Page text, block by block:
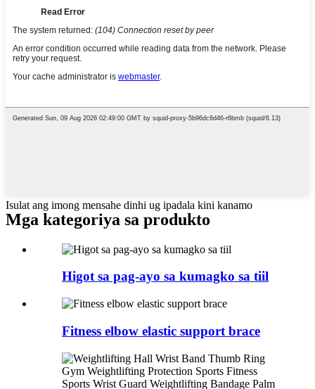
Isulat ang imong mensahe dinhi ug ipadala kini kanamo
Mga kategoriya sa produkto
Higot sa pag-ayo sa kumagko sa tiil
Fitness elbow elastic support brace